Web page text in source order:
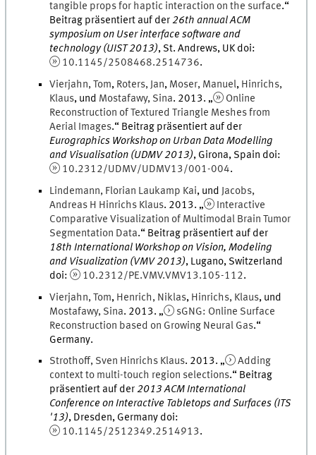
tangible props for haptic interaction on the surface.“
Beitrag präsentiert auf der26th annual ACM
symposium on User interface software and
technology (UIST 2013), St. Andrews, UK doi:
10.1145/2508468.2514736.
Vierjahn,Tom, Roters, Jan, Moser, Manuel, Hinrichs,
Klaus, und Mostafawy, Sina. 2013. „
Online
Reconstruction of Textured Triangle Meshes from
Aerial Images.“ Beitrag präsentiert auf der
Eurographics Workshop on Urban Data Modelling
and Visualisation (UDMV 2013), Girona, Spain doi:
10.2312/UDMV/UDMV13/001-004.
Lindemann, Florian Laukamp Kai, und Jacobs,
Andreas H Hinrichs Klaus. 2013. „
Interactive
Comparative Visualization of Multimodal Brain Tumor
Segmentation Data.“ Beitrag präsentiert auf der
18th International Workshop on Vision, Modeling
and Visualization (VMV 2013), Lugano, Switzerland
doi: 10.2312/PE.VMV.VMV13.105-112.
Vierjahn,Tom, Henrich, Niklas, Hinrichs, Klaus, und
Mostafawy, Sina. 2013. „
sGNG: Online Surface
Reconstruction based on Growing Neural Gas.“
Germany.
Strothoff, Sven Hinrichs Klaus. 2013. „
Adding
context to multi-touch region selections.“ Beitrag
präsentiert auf der2013 ACM International
Conference on Interactive Tabletops and Surfaces (ITS
'13), Dresden, Germany doi:
10.1145/2512349.2514913.